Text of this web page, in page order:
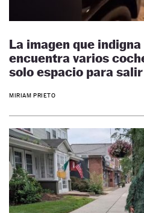
La imagen que
encuentra varios
solo espacio para salir
MIRIAM PRIETO